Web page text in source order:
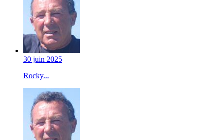
30 juin 2025
Rocky...